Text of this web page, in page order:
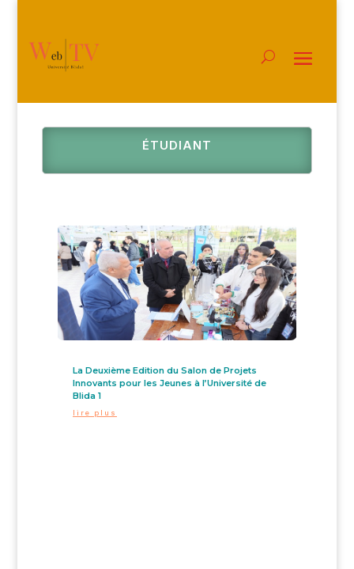
ÉTUDIANT
La Deuxième Edition du Salon de Projets
Innovants pour les Jeunes à l’Université de
Blida 1
lire plus